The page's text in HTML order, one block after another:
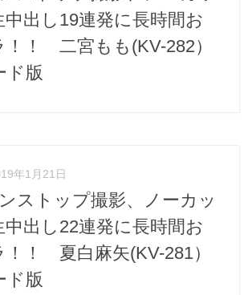
中出し19連発に長時間お
！！ 二宮もも(KV-282）
ド版
年1月21日
ストップ撮影、ノーカッ
中出し22連発に長時間お
！ 夏白麻矢(KV-281）
ド版